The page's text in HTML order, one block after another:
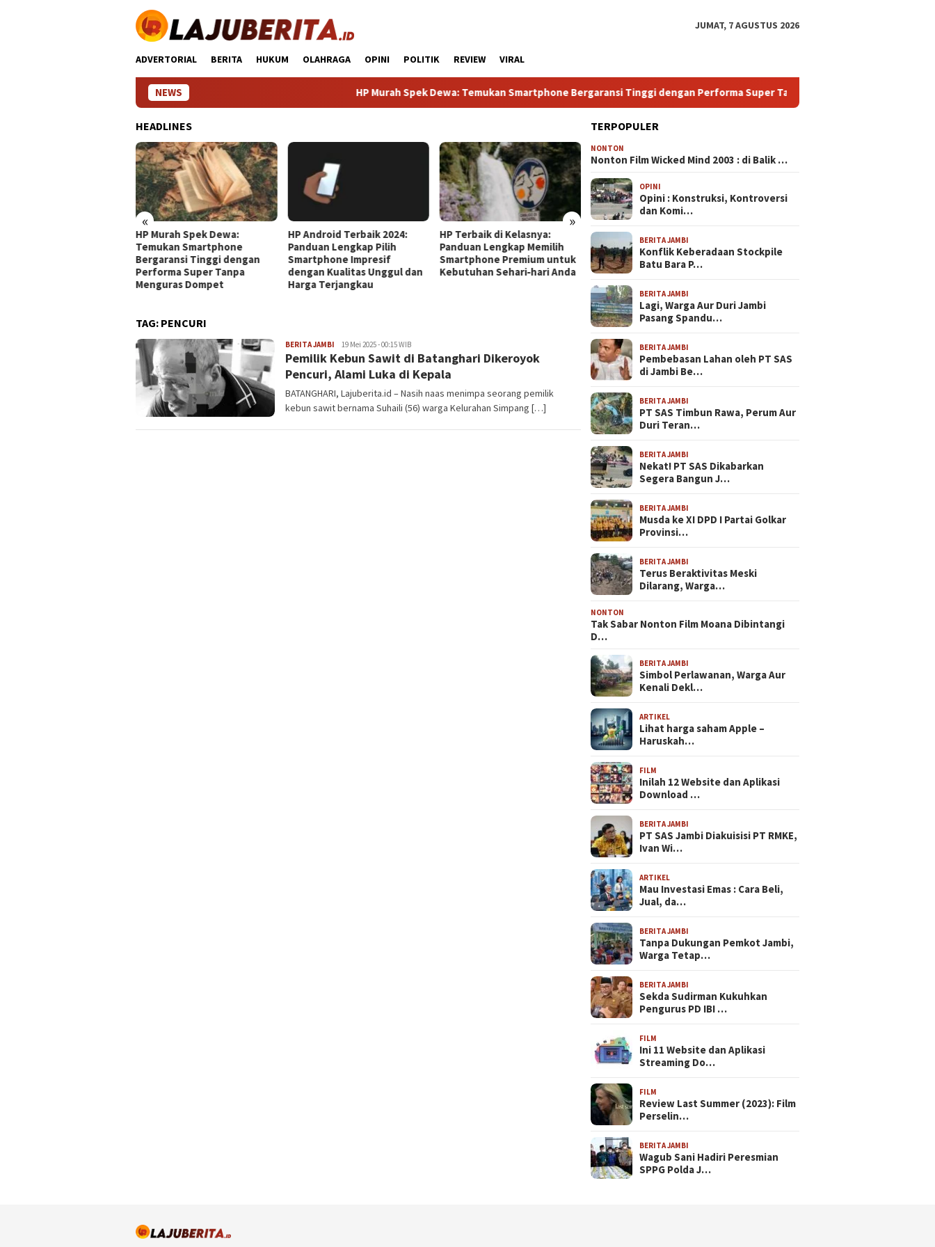
JUMAT, 7 AGUSTUS 2026
ADVERTORIAL BERITA HUKUM OLAHRAGA OPINI POLITIK REVIEW VIRAL
NEWS HP Murah Spek Dewa: Temukan Smartphone Bergaransi Tinggi dengan Performa Super Tanpa Menguras Dompet
HEADLINES
« »
Bergaransi Tinggi dengan
HP Android Terbaik 2024:
Panduan Lengkap Pilih
Smartphone Impresif
dengan Kualitas Unggul dan
Harga Terjangkau
HP Terbaik di Kelasnya:
Panduan Lengkap Memilih
Smartphone Premium untuk
Kebutuhan Sehari‑hari Anda
HP Mirip iPhone Kameranya:
Pilihan Terbaik untuk Foto
Kualitas Profesional di
Genggaman Anda
HP Gaming 120 FPS: Pilihan
Terbaik untuk Pengalaman
Gaming Super Halus dan
Tanpa Lag
Temukan Smartphone
Bergaransi Tinggi dengan
TAG: PENCURI
BERITA JAMBI Lajuberita.id
19 Mei 2025 - 00:15 WIB
Pemilik Kebun Sawit di Batanghari Dikeroyok
Pencuri, Alami Luka di Kepala
BATANGHARI, Lajuberita.id – Nasih naas menimpa seorang pemilik
kebun sawit bernama Suhaili (56) warga Kelurahan Simpang […]
TERPOPULER
NONTON
Nonton Film Wicked Mind 2003 : di Balik …
OPINI
Opini : Konstruksi, Kontroversi
dan Komi…
BERITA JAMBI
Konflik Keberadaan Stockpile
Batu Bara P…
BERITA JAMBI
Lagi, Warga Aur Duri Jambi
Pasang Spandu…
BERITA JAMBI
Pembebasan Lahan oleh PT SAS
di Jambi Be…
BERITA JAMBI
PT SAS Timbun Rawa, Perum Aur
Duri Teran…
BERITA JAMBI
Nekat! PT SAS Dikabarkan
Segera Bangun J…
BERITA JAMBI
Musda ke XI DPD I Partai Golkar
Provinsi…
BERITA JAMBI
Terus Beraktivitas Meski
Dilarang, Warga…
NONTON
Tak Sabar Nonton Film Moana Dibintangi
D…
BERITA JAMBI
Simbol Perlawanan, Warga Aur
Kenali Dekl…
ARTIKEL
Lihat harga saham Apple –
Haruskah…
FILM
Inilah 12 Website dan Aplikasi
Download …
BERITA JAMBI
PT SAS Jambi Diakuisisi PT RMKE,
Ivan Wi…
ARTIKEL
Mau Investasi Emas : Cara Beli,
Jual, da…
BERITA JAMBI
Tanpa Dukungan Pemkot Jambi,
Warga Tetap…
BERITA JAMBI
Sekda Sudirman Kukuhkan
Pengurus PD IBI …
FILM
Ini 11 Website dan Aplikasi
Streaming Do…
FILM
Review Last Summer (2023): Film
Perselin…
BERITA JAMBI
Wagub Sani Hadiri Peresmian
SPPG Polda J…